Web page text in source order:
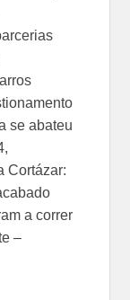
se abateu
Cortázar:
a correr
–